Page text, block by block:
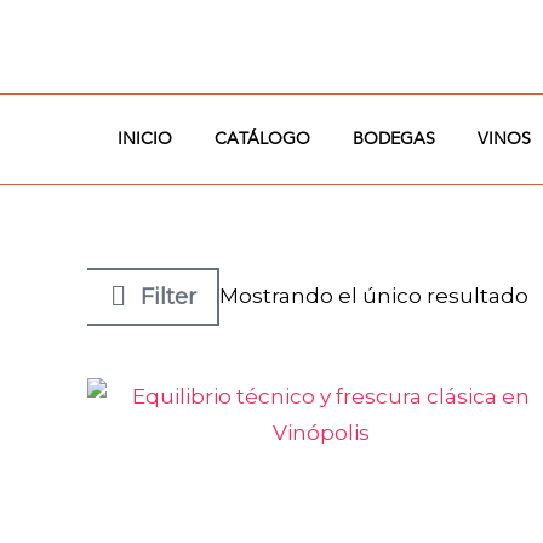
contenido
INICIO CATÁLOGO BODEGAS VINOS
Filter Mostrando el único resultado